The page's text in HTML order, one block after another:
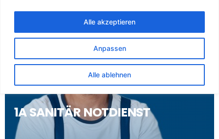
Anpassen
Alle ablehnen
Alle akzeptieren
1A SANITÄR NOTDIENST